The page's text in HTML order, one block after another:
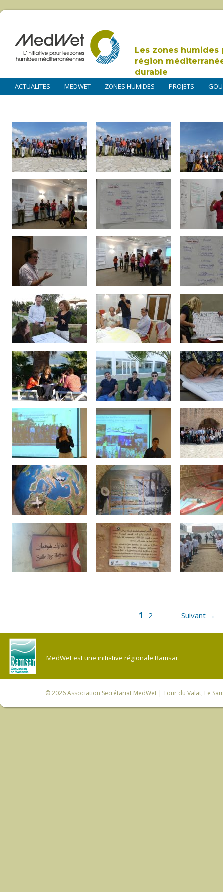
Les zones humides
région
durable
ACTUALITES MEDWET ZONES HUMIDES PROJETS
1 2 Suivant →
MedWet est une initiative régionale Ramsar.
© 2026Association Secrétariat MedWet | Tour du Valat, Le